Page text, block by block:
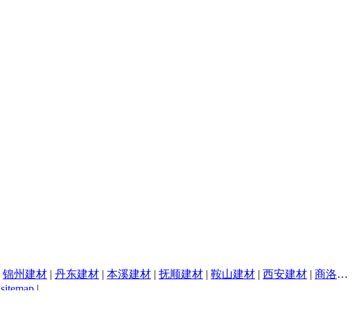
锦州建材 | 丹东建材 | 本溪建材 | 抚顺建材 | 鞍山建材 | 西安建材 | 商洛建材
sitemap |